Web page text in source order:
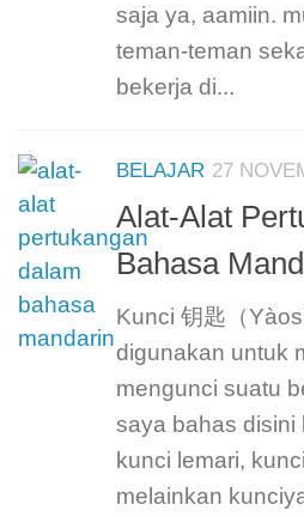
saja ya, aamiin.
teman-teman
bekerja di...
BELAJAR 27
Alat-Alat
Bahasa
Kunci 钥匙（
digunakan untuk
mengunci suatu
saya bahas disini
kunci lemari,
melainkan